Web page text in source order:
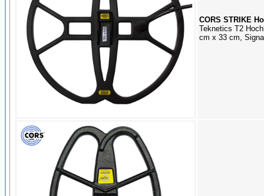
CORS STRIKE
Teknetics T2
cm x 33 cm,